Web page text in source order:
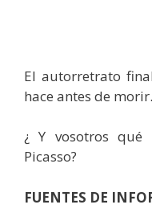
El autorretrato
hace antes de
¿ Y vosotros qué
Picasso?
FUENTES DE